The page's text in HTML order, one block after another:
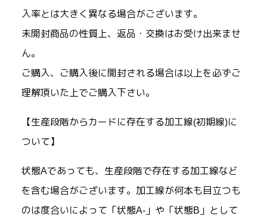
入率とは大きく異なる場合がございます。
未開封商品の性質上、返品・交換はお受け出来ませ
ん。
ご購入、ご購入後に開封される場合は以上を必ずご
理解頂いた上でご購入下さい。
【生産段階からカードに存在する加工線(初期線)に
ついて】
状態Aであっても、生産段階で存在する加工線など
を含む場合がございます。加工線が何本も目立つも
のは度合いによって「状態A-」や「状態B」として